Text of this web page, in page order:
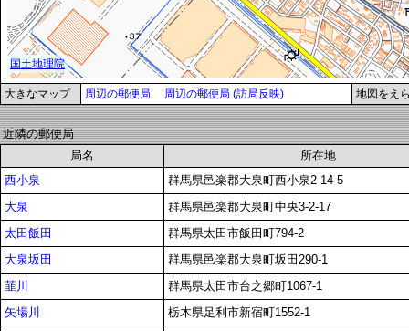
大きなマップ 周辺の郵便局 周辺の郵便局 (訪局反映) 地図をえ
近隣の郵便局
局名
所在地
西小泉
群馬県邑楽郡大泉町西小泉2-14-5
大泉
群馬県邑楽郡大泉町中央3-2-17
太田飯田
群馬県太田市飯田町794-2
大泉坂田
群馬県邑楽郡大泉町坂田290-1
韮川
群馬県太田市台之郷町1067-1
矢場川
栃木県足利市新宿町1552-1